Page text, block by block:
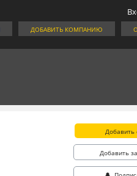
ДОБАВИТЬ КОМПАНИЮ
Добавить
Добавить